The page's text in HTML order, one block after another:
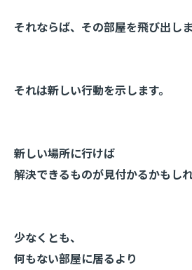
それならば、その部屋を飛び出しま
それは新しい行動を示します。
新しい場所に行けば
解決できるものが見付かるかもしれ
少なくとも、
何もない部屋に居るより